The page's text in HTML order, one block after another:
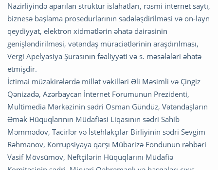
Nazirliyində aparılan struktur islahatları, rəsmi internet saytı,
biznesə başlama prosedurlarının sadələşdirilməsi və on-layn
qeydiyyat, elektron xidmətlərin əhatə dairəsinin
genişləndirilməsi, vətəndaş müraciətlərinin araşdırılması,
Vergi Apelyasiya Şurasının fəaliyyəti və s. məsələləri əhatə
etmişdir.
İctimai müzakirələrdə millət vəkilləri Əli Məsimli və Çingiz
Qənizadə, Azərbaycan İnternet Forumunun Prezidenti,
Multimedia Mərkəzinin sədri Osman Gündüz, Vətəndaşların
Əmək Hüquqlarının Müdafiəsi Liqasının sədri Sahib
Məmmədov, Tacirlər və İstehlakçılar Birliyinin sədri Sevgim
Rəhmanov, Korrupsiyaya qarşı Mübarizə Fondunun rəhbəri
Vasif Mövsümov, Neftçilərin Hüquqlarını Müdafiə